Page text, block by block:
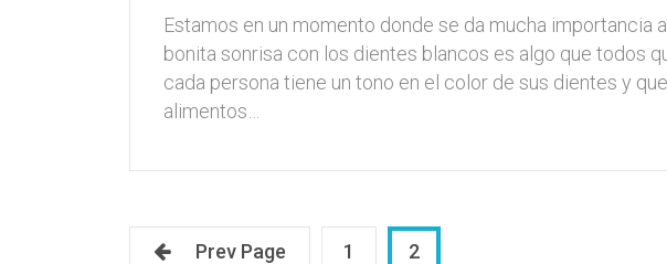
Estamos en un momento donde se da mucha importancia
bonita sonrisa con los dientes blancos es algo que todos
cada persona tiene un tono en el color de sus dientes y
alimentos…
Prev Page 1 2